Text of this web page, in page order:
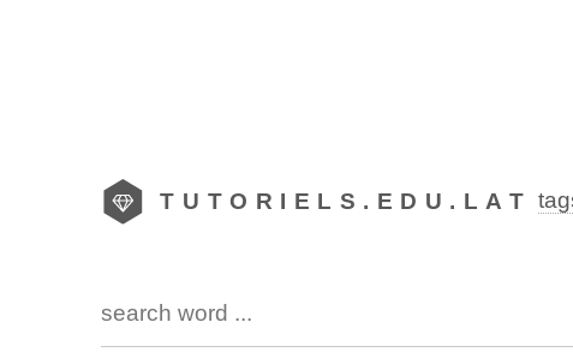
TUTORIELS.EDU.LAT